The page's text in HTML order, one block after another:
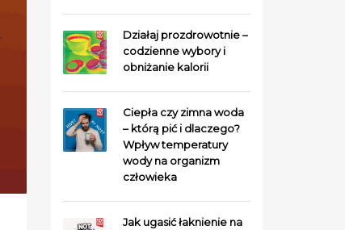
Działaj prozdrowotnie –
codzienne wybory i
obniżanie kalorii
Ciepła czy zimna woda
– którą pić i dlaczego?
Wpływ temperatury
wody na organizm
człowieka
Jak ugasić łaknienie na